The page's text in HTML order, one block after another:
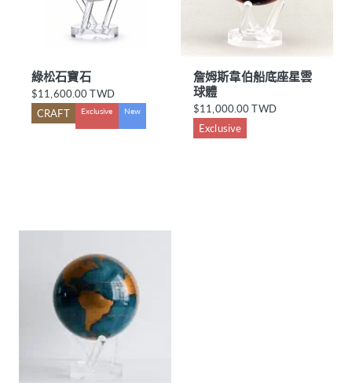
正
常
價
$11,600.00 TWD
CRAFT
Exclusive New
綠松石寶石
正
常
價
$11,000.00 TWD
Exclusive
詹姆斯韋伯船底座星雲
球體